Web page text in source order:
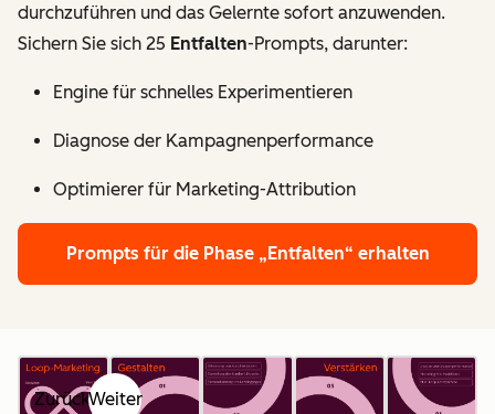
durchzuführen und das Gelernte sofort anzuwenden.
Sichern Sie sich 25 Entfalten-Prompts, darunter:
Engine für schnelles Experimentieren
Diagnose der Kampagnenperformance
Optimierer für Marketing-Attribution
Prompts für die Phase „Entfalten“ erhalten
ZurückWeiter